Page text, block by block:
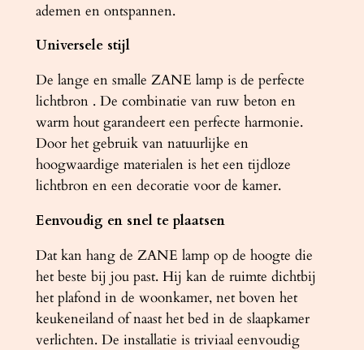
ademen en ontspannen.
Universele stijl
De lange en smalle ZANE lamp is de perfecte
lichtbron . De combinatie van ruw beton en
warm hout garandeert een perfecte harmonie.
Door het gebruik van natuurlijke en
hoogwaardige materialen is het een tijdloze
lichtbron en een decoratie voor de kamer.
Eenvoudig en snel te plaatsen
Dat kan hang de ZANE lamp op de hoogte die
het beste bij jou past. Hij kan de ruimte dichtbij
het plafond in de woonkamer, net boven het
keukeneiland of naast het bed in de slaapkamer
verlichten. De installatie is triviaal eenvoudig